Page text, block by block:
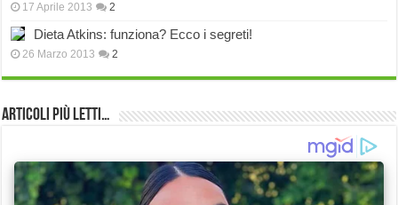
17 Aprile 2013 2
Dieta Atkins: funziona? Ecco i segreti!
26 Marzo 2013 2
Articoli più Letti…